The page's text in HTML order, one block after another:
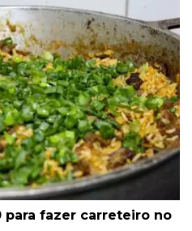
para fazer carreteiro no